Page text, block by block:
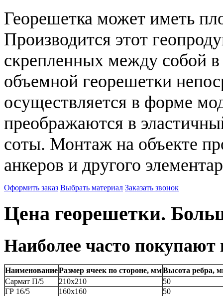
Георешетка может иметь
Производится этот
скрепленных между собой
объемной георешетки
осуществляется в форме
преображаются в
соты. Монтаж на объекте
анкеров и другого
Оформить заказ Выбрать материал Заказать звонок
Цена георешетки.
Наиболее часто
НаименованиеРазмер ячеек по стороне, ммВысота ребра,
Сармат П/5
210х210
50
ГР 16/5
160х160
50